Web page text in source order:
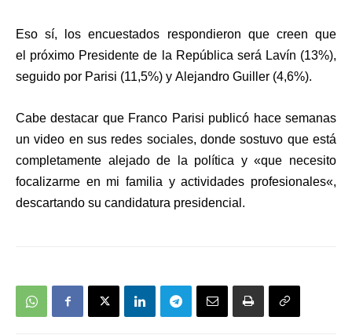
Eso sí, los encuestados respondieron que creenque
el próximo Presidentede la República será Lavín (13%),
seguido por Parisi (11,5%) y Alejandro Guiller (4,6%).
Cabe destacar que Franco Parisi publicó hace semanas
un video en sus redes sociales, donde sostuvo que está
completamente alejado de la política y «que necesito
focalizarme en mi familia y actividades profesionales«,
descartando su candidatura presidencial.